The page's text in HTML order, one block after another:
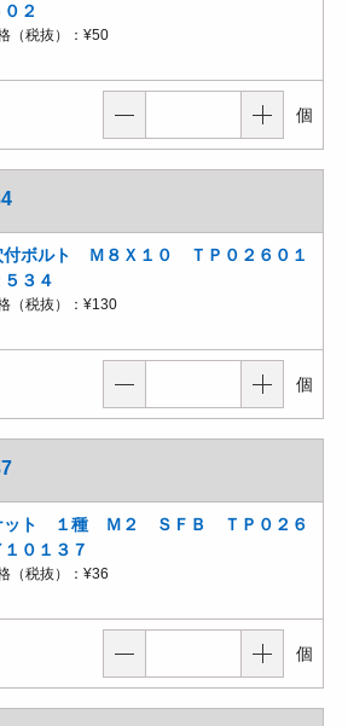
２
（税抜）： ¥50
個
付ボルト Ｍ８Ｘ１０ ＴＰ０２６０１
５３４
（税抜）： ¥130
個
ット １種 Ｍ２ ＳＦＢ ＴＰ０２６
１０１３７
（税抜）： ¥36
個